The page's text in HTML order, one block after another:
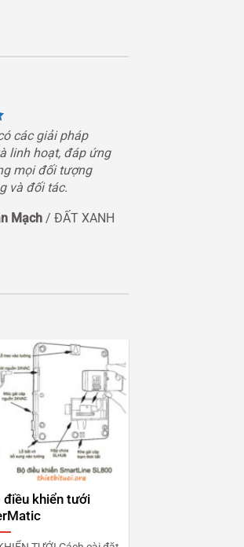
các giải pháp
linh hoạt, đáp ứng
mọi đối tượng
và đối tác.
Mạch /ĐẤT XANH
điều khiển tưới